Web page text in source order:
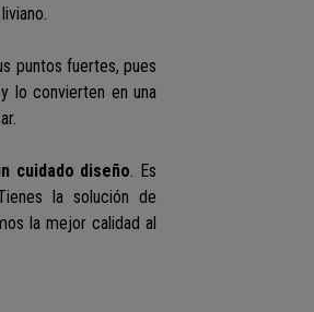
puntos fuertes, pues
lo convierten en una
cuidado diseño. Es
la solución de
la mejor calidad al